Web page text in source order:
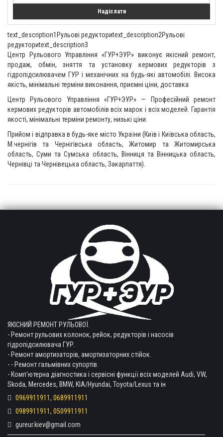
Надіслати
text_description1Рульові редукториtext_description2Рульові
редукториtext_description3
Центр Рульового Управління «ГУР+ЭУР» виконує якісний ремонт,
продаж, обмін, зняття та установку кермових редукторів з
гідропідсилювачем ГУР і механічних на будь-які автомобілі. Висока
якість, мінімальні терміни виконання, приємні ціни, доставка
Центр Рульового Управління «ГУР+ЭУР» — Професійний ремонт
кермових редукторів автомобілів всіх марок і всіх моделей. Гарантія
якості, мінімальні терміни ремонту, низькі ціни.
Прийом і відправка в будь-яке місто України (Київ і Київська область,
М.чернігів та Чернігівська область, Житомир та Житомирська
область, Суми та Сумська область, Вінниця та Вінницька область,
Чернівці та Чернівецька область, Закарпаття).
ЯКІСНИЙ РЕМОНТ РУЛЬОВОЇ.
- Ремонт рульових колонок, рейок, редукторів і насосів
гідропідсилювача ГУР.
- Ремонт амортизаторів, амортизаторних стійок.
- - Ремонт гальмівних супортів.
- Комп'ютерна діагностика і сервісні функції всіх моделей Audi, VW,
Skoda, Mercedes, BMW, KIA/Hyundai, Toyota/Lexus та ін
0969911911, 0689911911
0989911911, 0509911911
gureur.kiev@gmail.com